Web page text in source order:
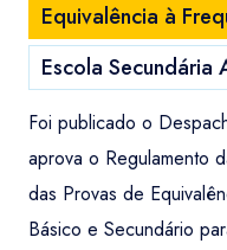
Equivalência à
Escola Secundária
Foi publicado o
aprova o Regulamento
das Provas de
Básico e Secundário